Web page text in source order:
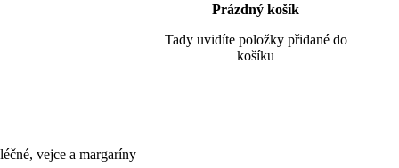
vejce a margaríny
Prázdný košík
Tady uvidíte položky přidané do
košíku